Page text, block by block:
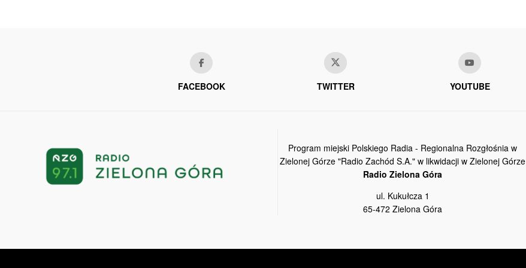
FACEBOOK TWITTER YOUTUBE
Program miejski Polskiego Radia - Regionalna Rozgłośnia w
Zielonej Górze "Radio Zachód S.A." w likwidacji w Zielonej Górze
Radio Zielona Góra
ul. Kukułcza 1
65-472 Zielona Góra